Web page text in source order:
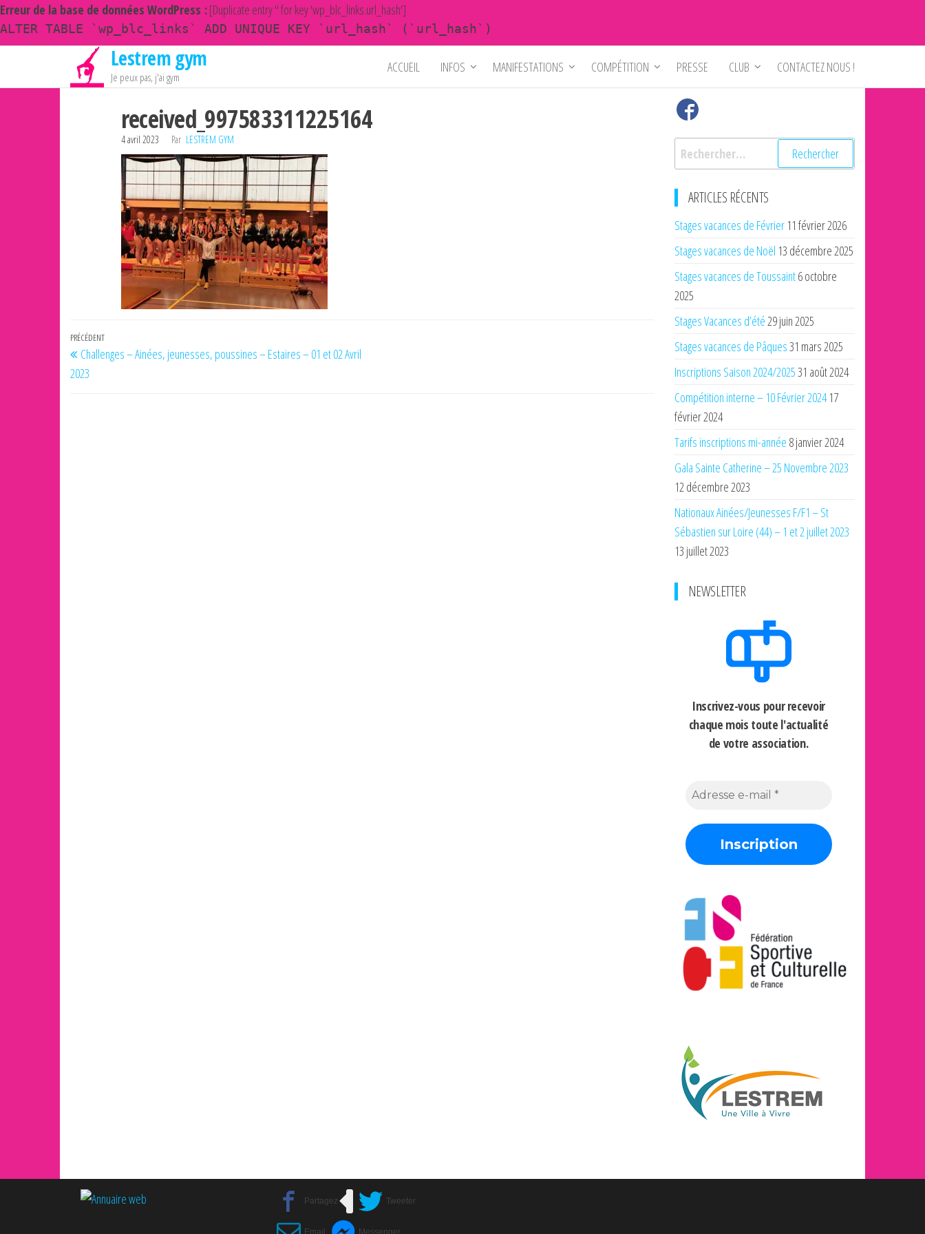
Erreur de la base de données WordPress :[Duplicate entry '' for key 'wp_blc_links.url_hash']
ALTER TABLE `wp_blc_links` ADD UNIQUE KEY `url_hash` (`url_hash`)
contenu
Lestrem gym
Je peux pas, j'ai gym
ACCUEIL INFOS MANIFESTATIONS COMPÉTITION PRESSE CLUB CONTACTEZ NOUS !
received_997583311225164
4 avril 2023 Par LESTREM GYM
Navigation
de
l’article
Article
précédent
PRÉCÉDENT
Challenges – Ainées, jeunesses, poussines – Estaires – 01 et 02 Avril
2023
Rechercher :
ARTICLES RÉCENTS
Stages vacances de Février 11 février 2026
Stages vacances de Noël 13 décembre 2025
Stages vacances de Toussaint6 octobre
2025
Stages Vacances d’été29 juin 2025
Stages vacances de Pâques31 mars 2025
Inscriptions Saison 2024/202531 août 2024
Compétition interne – 10 Février 2024 17
février 2024
Tarifs inscriptions mi-année 8 janvier 2024
Gala Sainte Catherine – 25 Novembre 2023
12 décembre 2023
Nationaux Ainées/Jeunesses F/F1 – St
Sébastien sur Loire (44) – 1 et 2 juillet 2023
13 juillet 2023
NEWSLETTER
Inscrivez-vous pour recevoir
chaque mois toute l'actualité
de votre association.